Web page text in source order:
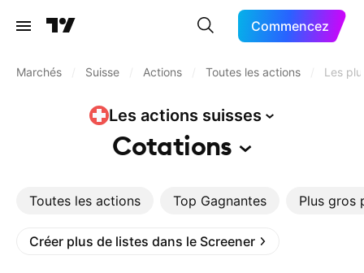
Commencez
Marchés Suisse Actions Toutes les actions Les
Les actions suisses
Cotations
Toutes les actions Top Gagnantes Plus gros
Créer plus de listes dans le Screener